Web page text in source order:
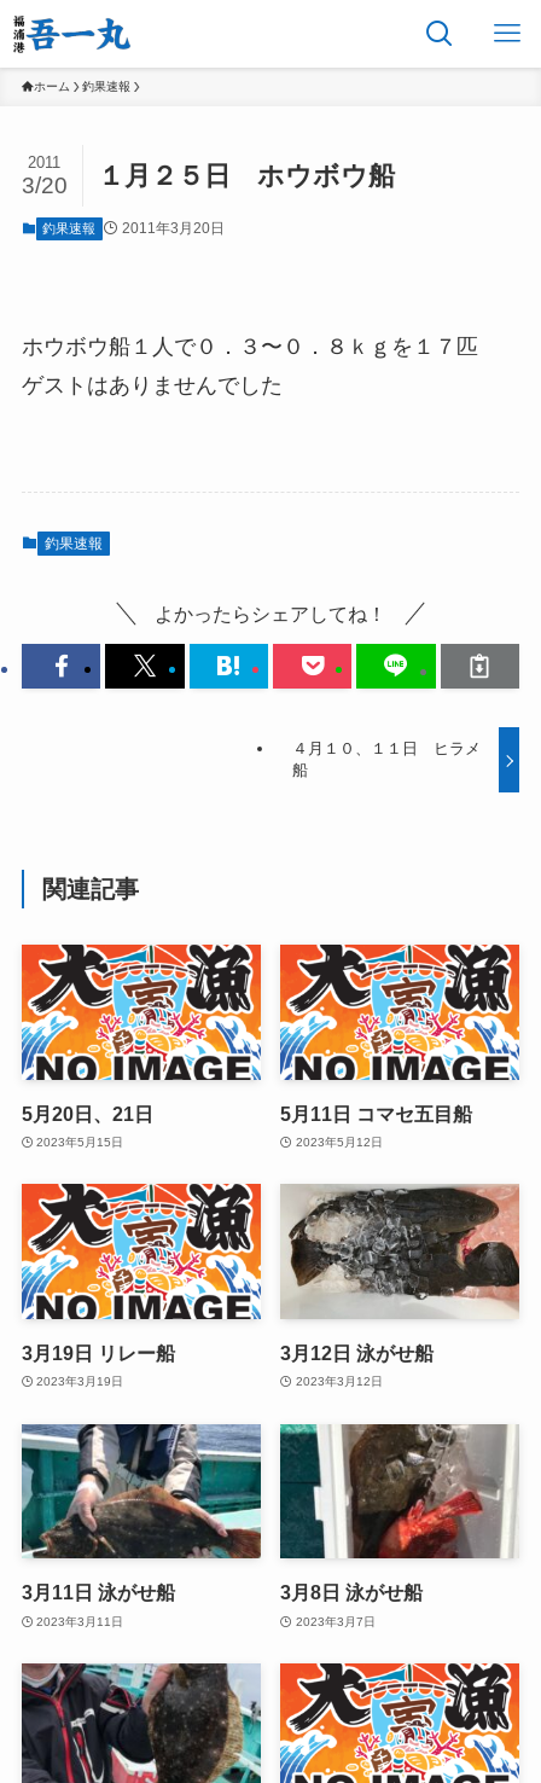
ホーム 釣果速報
１月２５日 ホウボウ船
2011
3/20
釣果速報 2011年3月20日
ホウボウ船１人で０．３〜０．８ｋｇを１７匹
ゲストはありませんでした
釣果速報
よかったらシェアしてね！
４月１０、１１日 ヒラメ
船
関連記事
5月20日、21日
2023年5月15日
5月11日 コマセ五目船
2023年5月12日
3月19日 リレー船
2023年3月19日
3月12日 泳がせ船
2023年3月12日
3月11日 泳がせ船
2023年3月11日
3月8日 泳がせ船
2023年3月7日